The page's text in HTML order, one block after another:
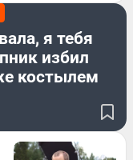
я тебя
избил
костылем